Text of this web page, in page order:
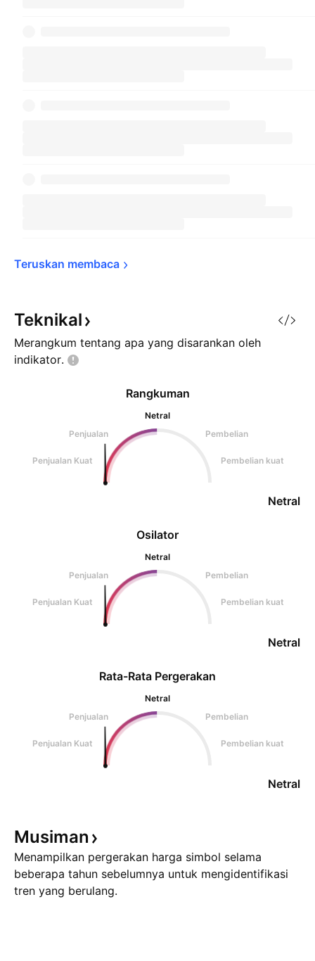
Teruskan membaca
Teknikal
Merangkum tentang apa yang disarankan oleh
indikator.
Osilator
Netral
Penjualan
Pembelian
Penjualan Kuat Pembelian kuat
Netral
Rangkuman
Netral
Penjualan
Pembelian
Penjualan Kuat Pembelian kuat
Netral
Rata-Rata Pergerakan
Netral
Penjualan
Pembelian
Penjualan Kuat Pembelian kuat
Netral
Musiman
Menampilkan pergerakan harga simbol selama
beberapa tahun sebelumnya untuk mengidentifikasi
tren yang berulang.